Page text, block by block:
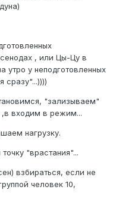
, или Цы-Цу в
утро у неподготовленных
сразу"...))))
"зализываем"
входим в режим...
нагрузку.
"врастания"...
взбираться, если не
человек 10,